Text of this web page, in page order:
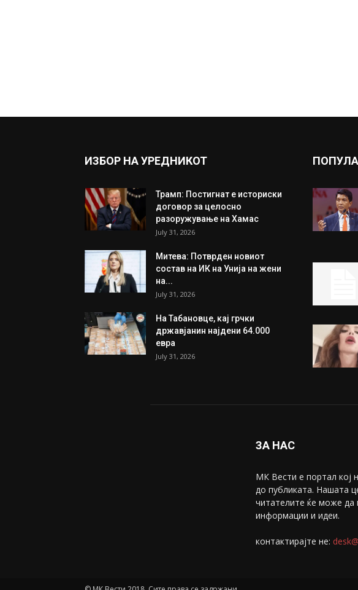
ИЗБОР НА УРЕДНИКОТ
Трамп: Постигнат е историски
договор за целосно
разоружување на Хамас
July 31, 2026
Митева: Потврден новиот
состав на ИК на Унија на жени
на...
July 31, 2026
На Табановце, кај грчки
државјанин најдени 64.000
евра
July 31, 2026
ЗА НАС
МК Вести е портал коj
до публиката. Нашата
читателите ќе може да
информации и идеи.
контактирајте не: